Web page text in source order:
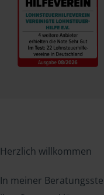
Herzlich willkommen
In meiner